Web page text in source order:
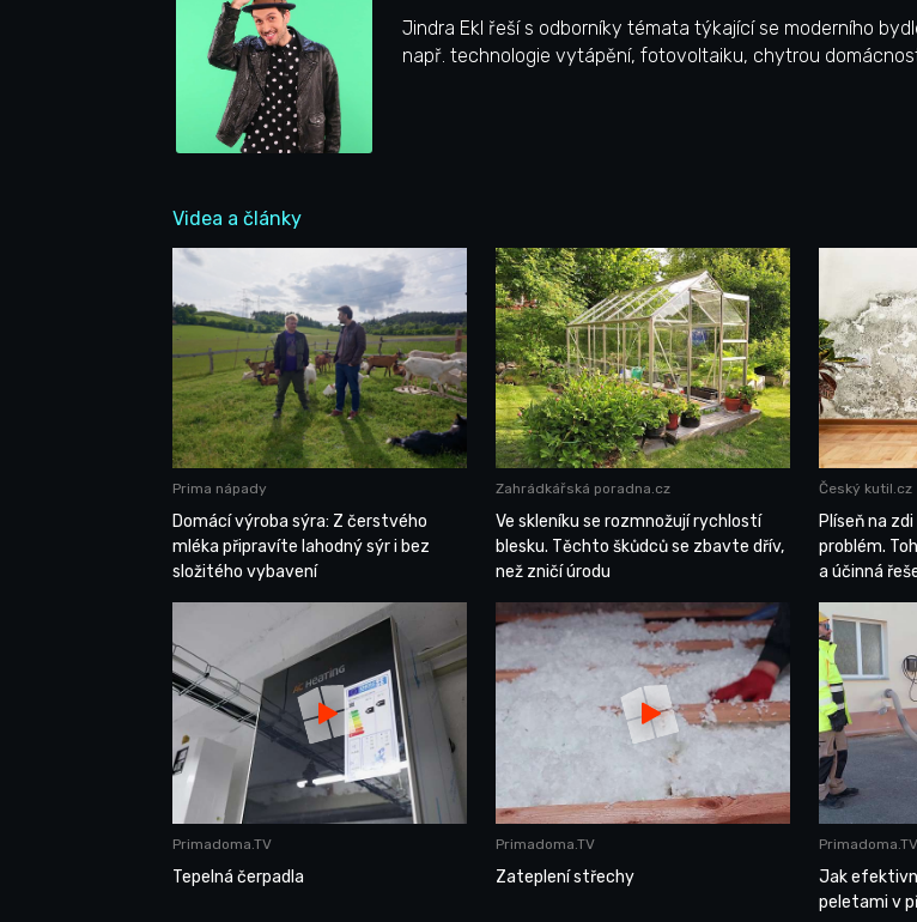
Jindra Ekl řeší s odborníky témata týkající se moderního
např. technologie vytápění, fotovoltaiku, chytrou
Videa a články
Prima nápady
Domácí výroba sýra: Z čerstvého
mléka připravíte lahodný sýr i bez
složitého vybavení
Zahrádkářská poradna.cz
Ve skleníku se rozmnožují rychlostí
blesku. Těchto škůdců se zbavte dřív,
než zničí úrodu
Český kutil.cz
Plíseň na
problém.
a účinná
Primadoma.TV
Tepelná čerpadla
Primadoma.TV
Zateplení střechy
Primadoma.TV
Jak
peletami v